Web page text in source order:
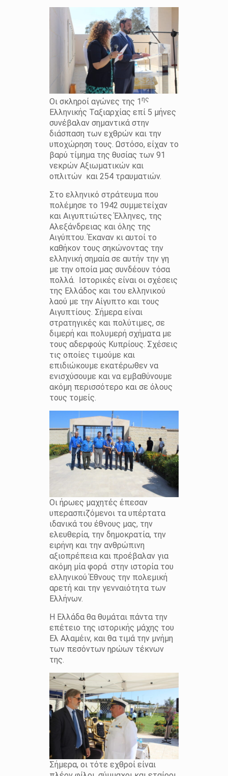
Οι σκληροί αγώνες της 1 ης
Ελληνικής Ταξιαρχίας επί 5 μήνες
συνέβαλαν σημαντικά στην
διάσπαση των εχθρών και την
υποχώρηση τους. Ωστόσο, είχαν το
βαρύ τίμημα της θυσίας των 91
νεκρών Αξιωματικών και
οπλιτών και 254 τραυματιών.
Στο ελληνικό στράτευμα που
πολέμησε το 1942 συμμετείχαν
και Αιγυπτιώτες Έλληνες, της
Αλεξάνδρειας και όλης της
Αιγύπτου. Έκαναν κι αυτοί το
καθήκον τους σηκώνοντας την
ελληνική σημαία σε αυτήν την γη
με την οποία μας συνδέουν τόσα
πολλά. Ιστορικές είναι οι σχέσεις
της Ελλάδος και του ελληνικού
λαού με την Αίγυπτο και τους
Αιγυπτίους. Σήμερα είναι
στρατηγικές και πολύτιμες, σε
διμερή και πολυμερή σχήματα με
τους αδερφούς Κυπρίους. Σχέσεις
τις οποίες τιμούμε και
επιδιώκουμε εκατέρωθεν να
ενισχύσουμε και να εμβαθύνουμε
ακόμη περισσότερο και σε όλους
τους τομείς.
Οι ήρωες μαχητές έπεσαν
υπερασπιζόμενοι τα υπέρτατα
ιδανικά του έθνους μας, την
ελευθερία, την δημοκρατία, την
ειρήνη και την ανθρώπινη
αξιοπρέπεια και προέβαλαν για
ακόμη μία φορά στην ιστορία του
ελληνικού Έθνους την πολεμική
αρετή και την γενναιότητα των
Ελλήνων.
Η Ελλάδα θα θυμάται πάντα την
επέτειο της ιστορικής μάχης του
Ελ Αλαμέιν, και θα τιμά την μνήμη
των πεσόντων ηρώων τέκνων
της.
Σήμερα, οι τότε εχθροί είναι